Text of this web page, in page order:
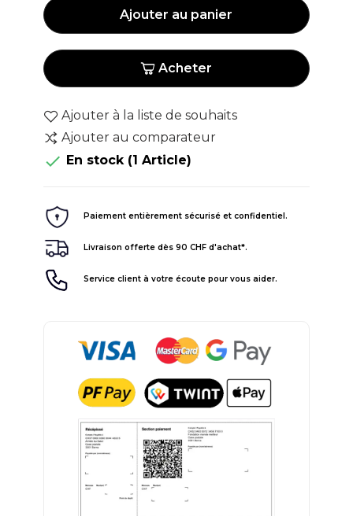
Ajouter au panier
Acheter
Ajouter à la liste de souhaits
Ajouter au comparateur
 En stock (1 Article)
Paiement entièrement sécurisé et confidentiel.
Livraison offerte dès 90 CHF d'achat*.
Service client à votre écoute pour vous aider.